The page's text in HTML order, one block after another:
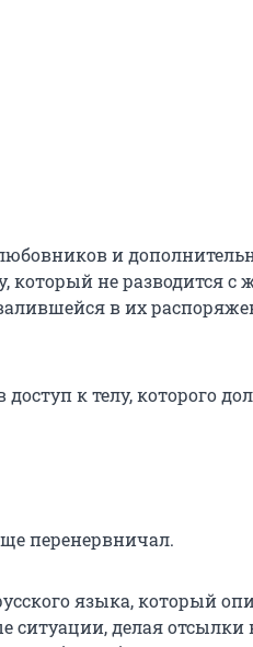
и
не разводится с
в их
к телу, которого
перенервничал.
языка, который
делая отсылки